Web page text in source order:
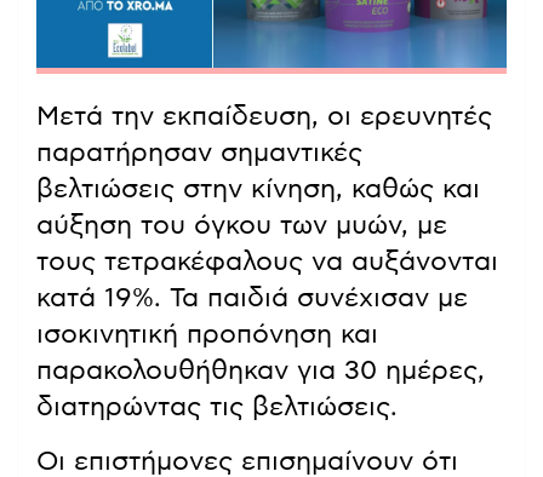
Μετά την εκπαίδευση, οι ερευνητές
παρατήρησαν σημαντικές
βελτιώσεις στην κίνηση, καθώς και
αύξηση του όγκου των μυών, με
τους τετρακέφαλους να αυξάνονται
κατά 19%. Τα παιδιά συνέχισαν με
ισοκινητική προπόνηση και
παρακολουθήθηκαν για 30 ημέρες,
διατηρώντας τις βελτιώσεις.
Οι επιστήμονες επισημαίνουν ότι